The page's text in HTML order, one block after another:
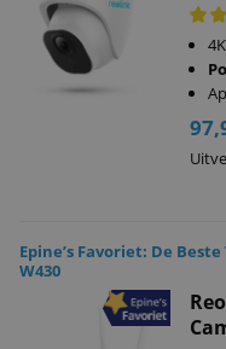
Epine’s Favoriet: De
W430